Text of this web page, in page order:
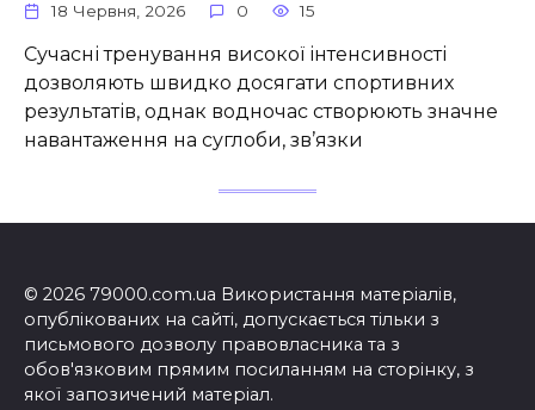
18 Червня, 2026 0 15
Сучасні тренування високої інтенсивності
дозволяють швидко досягати спортивних
результатів, однак водночас створюють значне
навантаження на суглоби, зв’язки
© 2026 79000.com.ua Використання матеріалів,
опублікованих на сайті, допускається тільки з
письмового дозволу правовласника та з
обов'язковим прямим посиланням на сторінку, з
якої запозичений матеріал.